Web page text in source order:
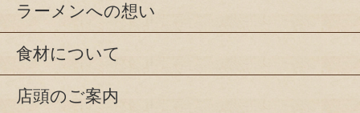
ラーメンへの想い
食材について
店頭のご案内